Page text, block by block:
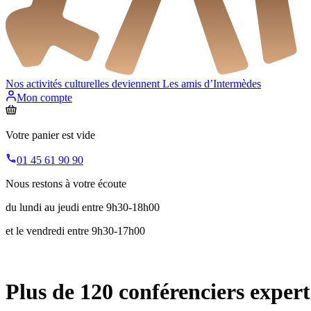
Nos activités culturelles deviennent Les amis d’Intermèdes
Mon compte
Votre panier est vide
01 45 61 90 90
Nous restons à votre écoute
du lundi au jeudi entre 9h30-18h00
et le vendredi entre 9h30-17h00
Plus de 120 conférenciers